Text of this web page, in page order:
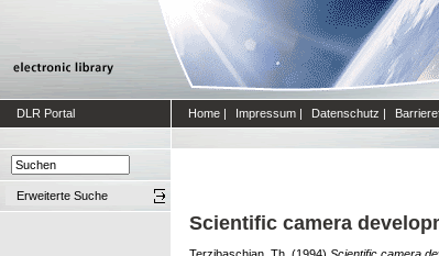
DLR Portal Home | Impressum | Datenschutz |
Erweiterte Suche
Scientific camera